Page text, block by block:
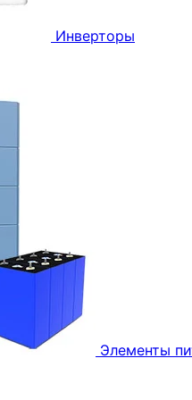
Инверторы
Элементы